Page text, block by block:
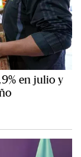
en julio y